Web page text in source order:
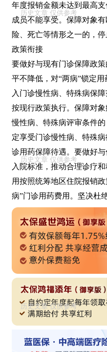
年度报销金额未达到最高
成员不能享受。保障对象
险、死亡等情形之一的，停
政策衔接
要做好与现有门诊保障政
平不降低，对“两病”锁定
入门诊慢性病、特殊病保
按现行政策执行。保障对
慢性病、特殊病评审条件
定享受门诊慢性病、特殊
诊用药保障待遇。要做好
入院标准，推动合理诊疗
用按照统筹地区住院报销
病”门诊用药费用。坚决杜